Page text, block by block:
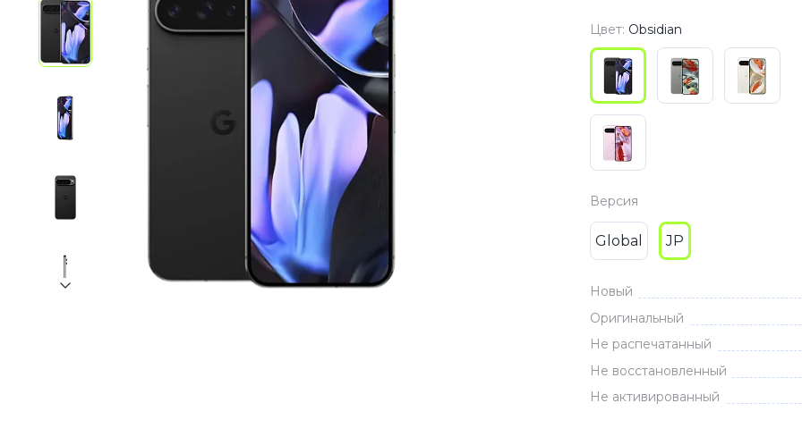
iPhone 13
iPhone 12
iPhone 11
iPhone SE
Pixel 8
Pixel 7
Pixel 6
Poco
X Series
Цвет: Obsidian
Версия
Global JP
Новый
Оригинальный
Не распечатанный
Не восстановленный
Не активированный